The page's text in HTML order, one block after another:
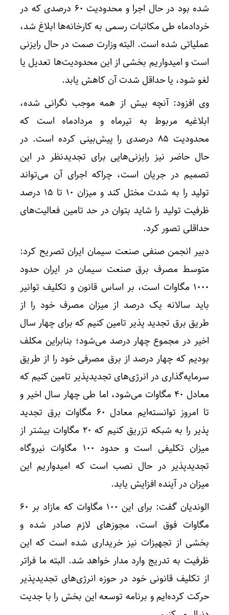
شده بود در حال اجرا و محدودیت ۶۰ درصدی که در
خردادماه طی مکاتبات رسمی به کارخانه‌ها ابلاغ شد،
عملیاتی شده است. البته وزارت صمت در حال رایزنی
است و امیدواریم بخشی از این محدودیت‌ها تعدیل یا
لغو شود، یا حداقل شدت آن کاهش یابد.
وی افزود: آنچه بیش از همه موجب نگرانی شده،
ابلاغیه مربوط به تیرماه و مردادماه است که
محدودیت ۸۵ درصدی را پیش‌بینی کرده است. در
حال حاضر نیز رایزنی‌هایی برای تجدیدنظر در این
تصمیم در جریان است، چراکه اجرای آن می‌تواند
تولید را به شدت مختل کند و میزان ۱۰ تا ۱۵ درصد
ظرفیت تولید را شاید بتوان در حد تامین فعالیت‌های
حداقلی تصور کرد.
دبیر انجمن صنفی صنعت سیمان ایران تصریح کرد:
متوسط مصرف برق صنعت سیمان در ایران حدود
۱۰۰۰ مگاوات است، بر اساس قانون و تکلیف توانیر
باید سالانه یک درصد از میزان مصرف خود را از
طریق برق تجدید پذیر تامین کنیم که برای چهار سال
اخیر در مجموع چهار درصد می‌شود؛ بنابراین مکلف
بودیم که چهار درصد از برق مصرفی خود را از طریق
سرمایه‌گذاری در انرژی‌های تجدیدپذیر تامین کنیم که
معادل ۴۰ مگاوات می‌شود، اما طی چهار سال اخیر و
تا امروز توانسته‌ایم معادل ۶۰ مگاوات برق تجدید
پذیر را به شبکه تزریق کنیم که ۲۰ مگاوات بیشتر از
میزان تکلیفی است و حدود ۱۰۰ مگاوات نیروگاه
تجدیدپذیر در حال نصب است که امیدواریم این
میزان در آینده افزایش یابد.
الوندیان گفت: برای این ۱۰۰ مگاوات که مازاد بر ۶۰
مگاوات فوق است، مجوزهای لازم صادر شده و
بخشی از تجهیزات نیز خریداری شده است که این
ظرفیت به تدریج وارد مدار خواهد شد. البته ما فراتر
از تکلیف قانونی خود در حوزه انرژی‌های تجدیدپذیر
حرکت کرده‌ایم و برنامه توسعه این بخش را با جدیت